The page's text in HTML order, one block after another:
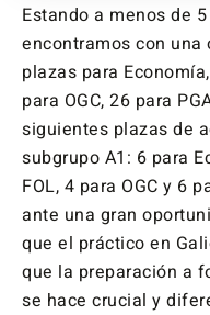
Estando a menos de
encontramos con
plazas para
para OGC, 26 para
siguientes plazas de
subgrupo A1: 6 para
FOL, 4 para OGC y 6
ante una gran
que el práctico en
que la preparación a
se hace crucial y